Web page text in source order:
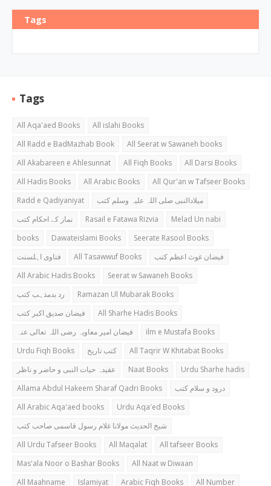
Tags
Tags
All Aqa'aed Books
All islahi Books
All Radd e BadMazhab Book
All Seerat w Sawaneh books
All Akabareen e Ahlesunnat
All Fiqh Books
All Darsi Books
All Hadis Books
All Arabic Books
All Qur'an w Tafseer Books
Radd e Qadiyaniyat
میلادالنبی صلی اللہ علیہ وسلم کتب
نماز کے احکام کتب
Rasail e Fatawa Rizvia
Melad Un nabi
books
Dawateislami Books
Seerate Rasool Books
فتاوی اہلسنت
All Tasawwuf Books
فیضان غوث اعظم کتب
All Arabic Hadis Books
Seerat w Sawaneh Books
رد بدمذہب کتب
Ramazan Ul Mubarak Books
فیضان صدیق اکبر کتب
All Sharhe Hadis Books
فیضان امیر معاویہ رضی اللہ تعالی عنہ
ilm e Mustafa Books
Urdu Fiqh Books
کتب تاریخ
All Taqrir W Khitabat Books
عقیدہ حیات النبی و حاضر و ناظر
Naat Books
Urdu Sharhe hadis
Allama Abdul Hakeem Sharaf Qadri Books
درود و سلام کتب
All Arabic Aqa'aed books
Urdu Aqa'ed Books
شیخ الحدیث مولانا غلام رسول قاسمی صاحب کتب
All Urdu Tafseer Books
All Maqalat
All tafseer Books
Mas'ala Noor o Bashar Books
All Naat w Diwaan
All Maahname
Islamiyat Arabic Fiqh Books
All Number